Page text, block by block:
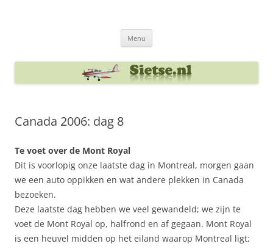
Menu
Canada 2006: dag 8
Te voet over de Mont Royal
Dit is voorlopig onze laatste dag in Montreal, morgen gaan
we een auto oppikken en wat andere plekken in Canada
bezoeken.
Deze laatste dag hebben we veel gewandeld; we zijn te
voet de Mont Royal op, halfrond en af gegaan. Mont Royal
is een heuvel midden op het eiland waarop Montreal ligt;